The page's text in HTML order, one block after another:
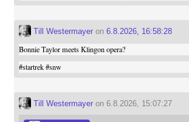
Till Westermayeron 6.8.2026, 16:58:28
Bonnie Taylor meets Klingon opera?
#startrek #snw
Till Westermayeron 6.8.2026, 15:07:27